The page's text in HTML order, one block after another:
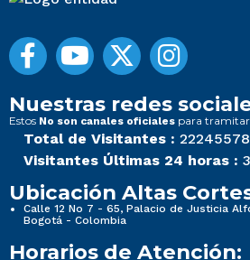
Nuestras redes
Estos No son canales oficiales para tramitar
Total de Visitantes : 22245578
Visitantes Últimas 24 horas :
Ubicación Altas
Calle 12 No 7 - 65, Palacio de Justicia
Bogotá - Colombia
Horarios de Atención: